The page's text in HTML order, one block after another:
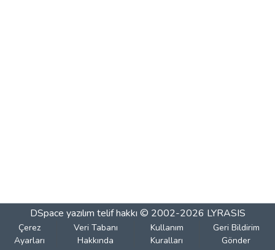
DSpace yazılım telif hakkı © 2002-2026 LYRASIS
Çerez
Ayarları
Veri Tabanı
Hakkında
Kullanım
Kuralları
Geri Bildirim
Gönder